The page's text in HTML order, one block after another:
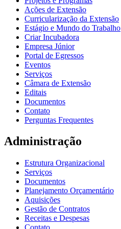
Ações de Extensão
Curricularização da Extensão
Estágio e Mundo do Trabalho
Criar Incubadora
Empresa Júnior
Portal de Egressos
Eventos
Serviços
Câmara de Extensão
Editais
Documentos
Contato
Perguntas Frequentes
Administração
Estrutura Organizacional
Serviços
Documentos
Planejamento Orçamentário
Aquisições
Gestão de Contratos
Receitas e Despesas